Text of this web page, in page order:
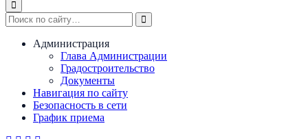
Администрация
Глава Администрации
Градостроительство
Документы
Навигация по сайту
Безопасность в сети
График приема